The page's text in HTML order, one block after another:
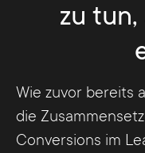
zu tun,
Wie zuvor bereits
die
Conversions im